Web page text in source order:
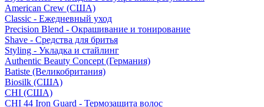
American Crew (США)
Classic - Ежедневный уход
Precision Blend - Окрашивание и тонирование
Shave - Средства для бритья
Styling - Укладка и стайлинг
Authentic Beauty Concept (Германия)
Batiste (Великобритания)
Biosilk (США)
CHI (США)
CHI 44 Iron Guard - Термозащита волос